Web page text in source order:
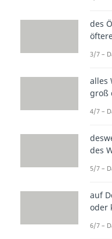
des
3/7 –
alles
groß
4/7 –
des
5/7 –
auf
oder
6/7 –